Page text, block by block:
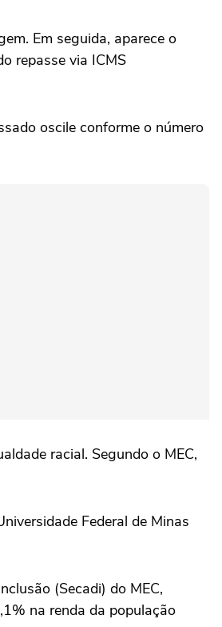
Em seguida, aparece o
repasse via ICMS
oscile conforme o número
racial. Segundo o MEC,
Federal de Minas
(Secadi) do MEC,
na renda da população